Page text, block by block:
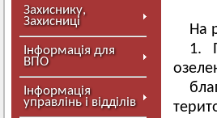
Захиснику,
Захисниці
Інформація для
ВПО
Інформація
управлінь і відділів
На
1.